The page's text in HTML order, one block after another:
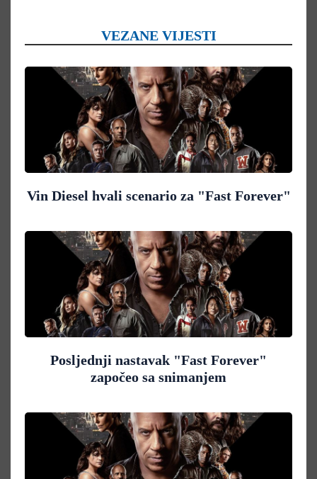
VEZANE VIJESTI
Vin Diesel hvali scenario za "Fast Forever"
Posljednji nastavak "Fast Forever"
započeo sa snimanjem